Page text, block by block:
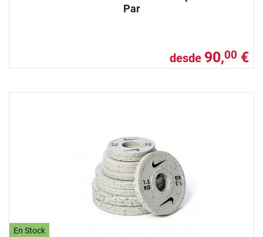
Par
desde 90,00 €
En Stock